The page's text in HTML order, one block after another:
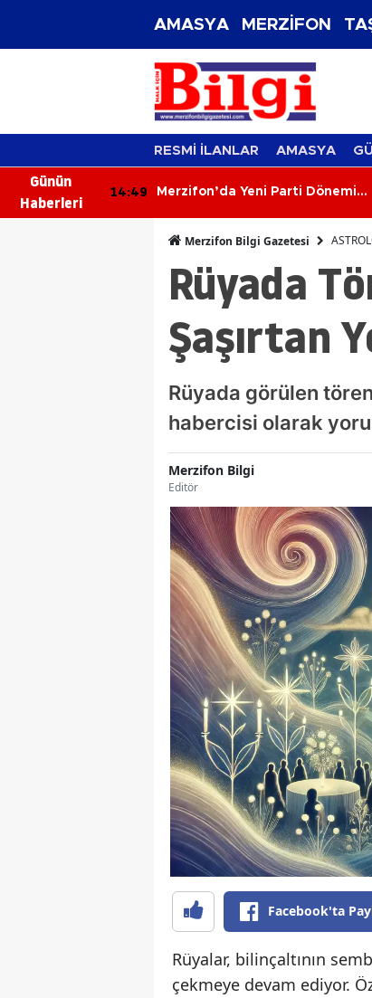
AMASYA MERZİFON
RESMİ İLANLAR AMASYA
Günün
Haberleri
Resmen
14:49
Merzifon’da Yeni Parti Dönemi
Merzifon Bilgi Gazetesi
Rüyada
Şaşırtan
Rüyada görülen
habercisi olarak
Merzifon Bilgi
Editör
Facebook'ta
Rüyalar, bilinçaltının
çekmeye devam ediyor.